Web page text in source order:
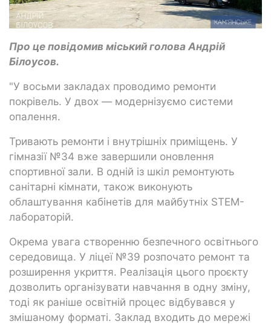
Про це повідомив міський голова Андрій
Білоусов.
"У восьми закладах проводимо ремонти
покрівель. У двох — модернізуємо системи
опалення.
Тривають ремонти і внутрішніх приміщень. У
гімназії №34 вже завершили оновлення
спортивної зали. В одній із шкіл ремонтують
санітарні кімнати, також виконують
облаштування кабінетів для майбутніх STEM-
лабораторій.
Окрема увага створенню безпечного освітнього
середовища. У ліцеї №39 розпочато ремонт та
розширення укриття. Реалізація цього проєкту
дозволить організувати навчання в одну зміну,
тоді як раніше освітній процес відбувався у
змішаному форматі. Заклад входить до мережі